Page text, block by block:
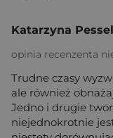
Katarzyna Pessel
opinia recenzenta
Trudne czasy
ale również
Jedno i drugie
niejednokrotnie